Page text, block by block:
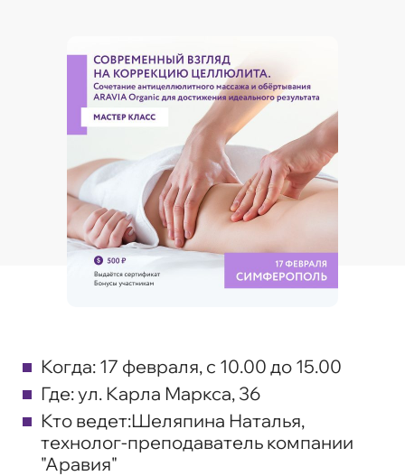
Когда: 17 февраля, с 10.00 до 15.00
Где:ул. Карла Маркса, 36
Кто ведет:Шеляпина Наталья,
технолог-преподаватель компании
"Аравия"